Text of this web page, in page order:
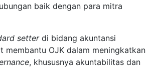
baik dengan para mitra
setterdi bidang akuntansi
membantu OJK dalam meningkatkan
, khususnya akuntabilitas dan